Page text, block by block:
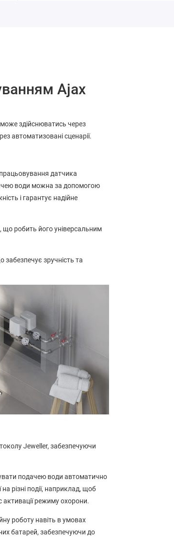
Ajax
здійснюватись через
автоматизовані сценарії.
датчика
води можна за допомогою
і гарантує надійне
що робить його універсальним
забезпечує зручність та
Jeweller, забезпечуючи
подачею води автоматично
різні події, наприклад, щоб
активації режиму охорони.
роботу навіть в умовах
батарей, забезпечуючи до